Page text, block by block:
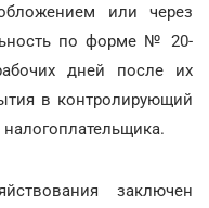
или через
по форме № 20-
дней после их
в контролирующий
заключен